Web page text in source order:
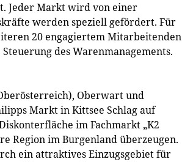
Jeder Markt wird von einer
werden speziell gefördert. Für
20 engagiertem Mitarbeitenden
des Warenmanagements.
Oberwart und
Markt in Kittsee Schlag auf
im Fachmarkt „K2
Region im Burgenland überzeugen.
ein attraktives Einzugsgebiet für